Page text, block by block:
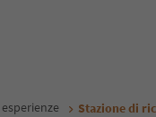
Stazione di